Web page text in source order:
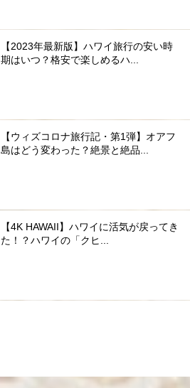
【2023年最新版】ハワイ旅行の安い時
期はいつ？格安で楽しめるハ...
【ウィズコロナ旅行記・第1弾】オアフ
島はどう変わった？絶景と絶品...
【4K HAWAII】ハワイに活気が戻ってき
た！？ハワイの「クヒ...